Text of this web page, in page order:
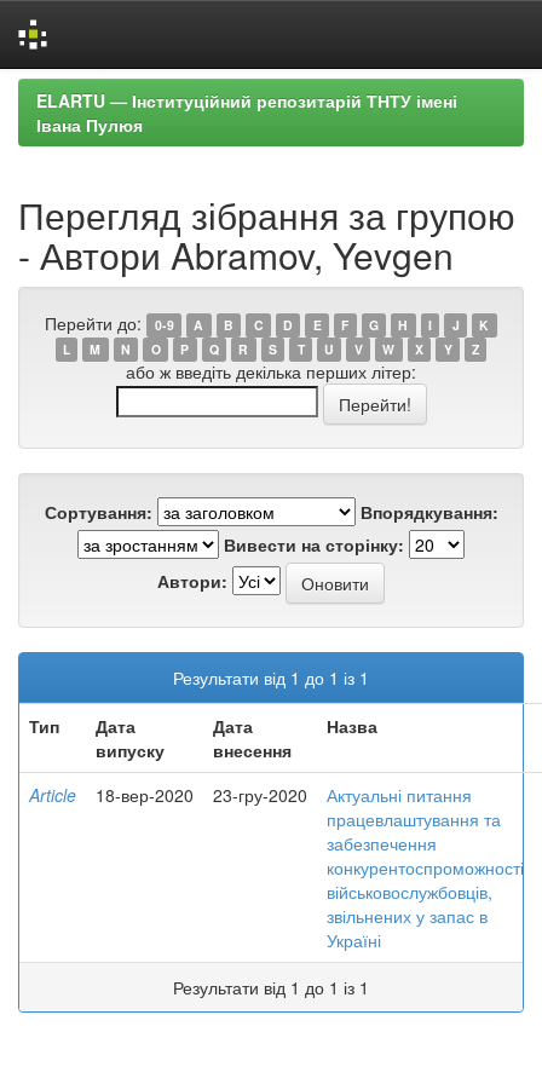
Skip
navigation
ELARTU — Інституційний репозитарій ТНТУ імені
Івана Пулюя
Перегляд зібрання за групою
- Автори Abramov, Yevgen
Перейти до: 0-9 A B C D E F G H I J
K
L
M N O P Q R S T U V W X Y Z
або ж введіть декілька перших літер:
Сортування:
Впорядкування:
Вивести на сторінку:
Автори:
Результати від 1 до 1 із 1
Тип
Дата
випуску
Дата
внесення
Назва
Article 18-вер-2020 23-гру-2020
Актуальні питання
працевлаштування та
забезпечення
конкурентоспроможності
військовослужбовців,
звільнених у запас в
Україні
Результати від 1 до 1 із 1